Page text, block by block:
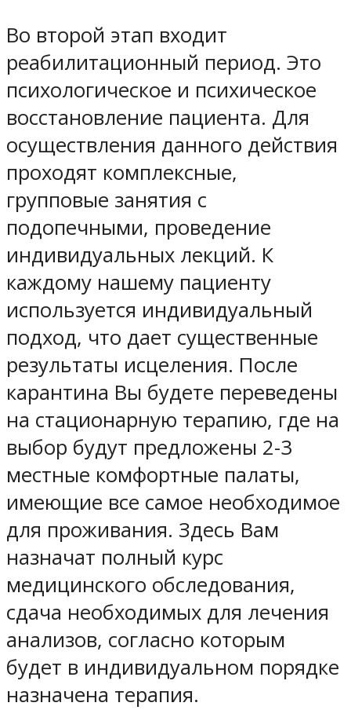
Во второй этап входит
реабилитационный период. Это
психологическое и психическое
восстановление пациента. Для
осуществления данного действия
проходят комплексные,
групповые занятия с
подопечными, проведение
индивидуальных лекций. К
каждому нашему пациенту
используется индивидуальный
подход, что дает существенные
результаты исцеления. После
карантина Вы будете переведены
на стационарную терапию, где на
выбор будут предложены 2-3
местные комфортные палаты,
имеющие все самое необходимое
для проживания. Здесь Вам
назначат полный курс
медицинского обследования,
сдача необходимых для лечения
анализов, согласно которым
будет в индивидуальном порядке
назначена терапия.